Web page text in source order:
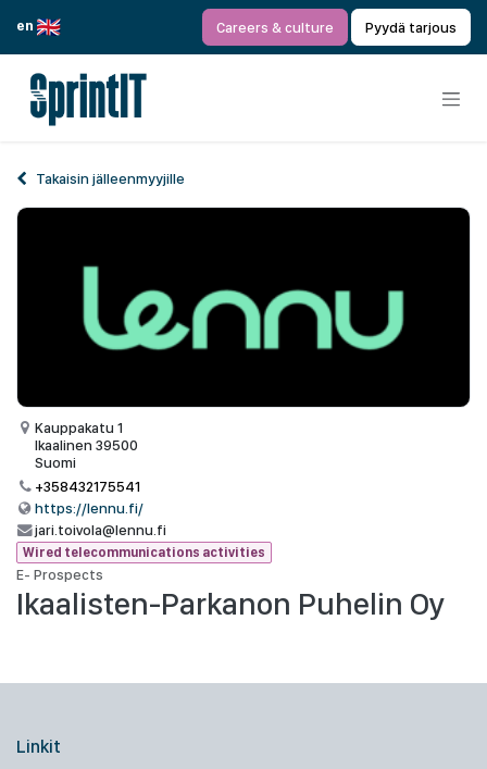
en
Careers & culture Pyydä tarjous
Takaisin jälleenmyyjille
Kauppakatu 1
Ikaalinen 39500
Suomi
+358432175541
https://lennu.fi/
jari.toivola@lennu.fi
Wired telecommunications activities
E- Prospects
Ikaalisten-Parkanon Puhelin Oy
Linkit